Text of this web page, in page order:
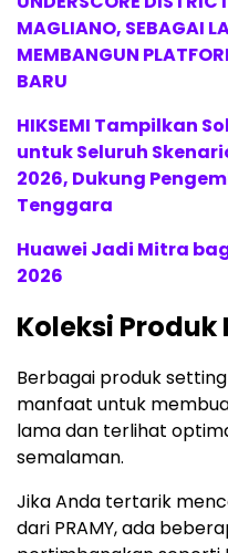
MAGLIANO, SEBAGAI
MEMBANGUN
BARU
HIKSEMI Tampilkan
untuk Seluruh
2026, Dukung
Tenggara
Huawei Jadi Mitra
2026
Koleksi Produk
Berbagai produk
manfaat untuk
lama dan terlihat
semalaman.
Jika Anda tertarik
dari PRAMY, ada